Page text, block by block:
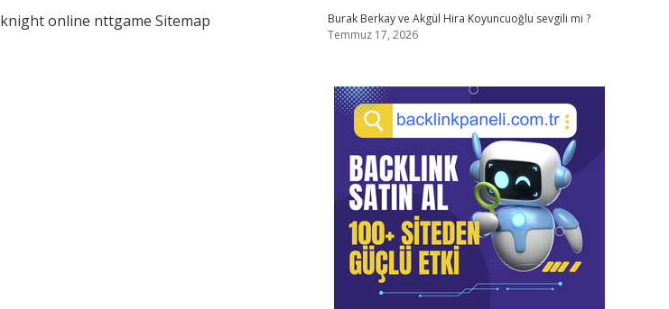
knight online nttgame Sitemap
Burak Berkay ve Akgül Hira Koyuncuoğlu sevgili mi ?
Temmuz 17, 2026